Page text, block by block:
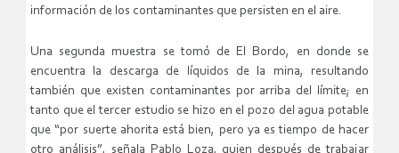
información de los contaminantes que persisten en el aire.
Una segunda muestra se tomó de El Bordo, en donde se
encuentra la descarga de líquidos de la mina, resultando
también que existen contaminantes por arriba del límite; en
tanto que el tercer estudio se hizo en el pozo del agua potable
que “por suerte ahorita está bien, pero ya es tiempo de hacer
otro análisis”, señala Pablo Loza, quien después de trabajar